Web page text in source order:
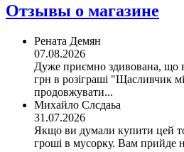
Отзывы о магазине
Рената Демян
07.08.2026
Дуже приємно здивована, що
грн в розіграші "Щасливчик
продовжувати...
Михайло Слсдаьа
31.07.2026
Якщо ви думали купити цей
гроші в мусорку. Вам прийде